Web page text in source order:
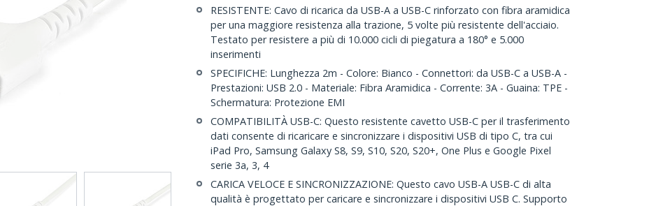
RESISTENTE: Cavo di ricarica da USB-A a USB-C rinforzato con fibra aramidica
per una maggiore resistenza alla trazione, 5 volte più resistente dell'acciaio.
Testato per resistere a più di 10.000 cicli di piegatura a 180° e 5.000
inserimenti
SPECIFICHE: Lunghezza 2m - Colore: Bianco - Connettori: da USB-C a USB-A -
Prestazioni: USB 2.0 - Materiale: Fibra Aramidica - Corrente: 3A - Guaina: TPE -
Schermatura: Protezione EMI
COMPATIBILITÀ USB-C: Questo resistente cavetto USB-C per il trasferimento
dati consente di ricaricare e sincronizzare i dispositivi USB di tipo C, tra cui
iPad Pro, Samsung Galaxy S8, S9, S10, S20, S20+, One Plus e Google Pixel
serie 3a, 3, 4
CARICA VELOCE E SINCRONIZZAZIONE: Questo cavo USB-A USB-C di alta
qualità è progettato per caricare e sincronizzare i dispositivi USB C. Supporto